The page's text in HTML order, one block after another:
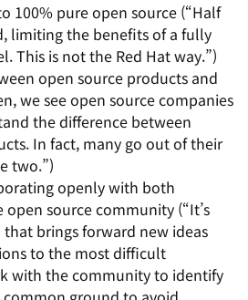
100% pure open source (“Half
limiting the benefits of a fully
This is not the Red Hat way.”)
open source products and
we see open source companies
the difference between
In fact, many go out of their
two.”)
openly with both
open source community (“It’s
brings forward new ideas
to the most difficult
with the community to identify